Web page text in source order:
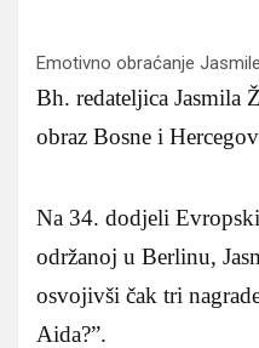
Emotivno obraćanje
Bh. redateljica Jasmila
obraz Bosne i
Na 34. dodjeli
održanoj u Berlinu,
osvojivši čak tri
Aida?”.